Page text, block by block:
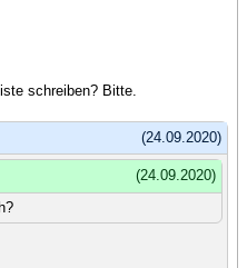
schreiben? Bitte.
(24.09.2020)
(24.09.2020)